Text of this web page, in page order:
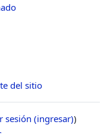
del sitio
sesión (ingresar))